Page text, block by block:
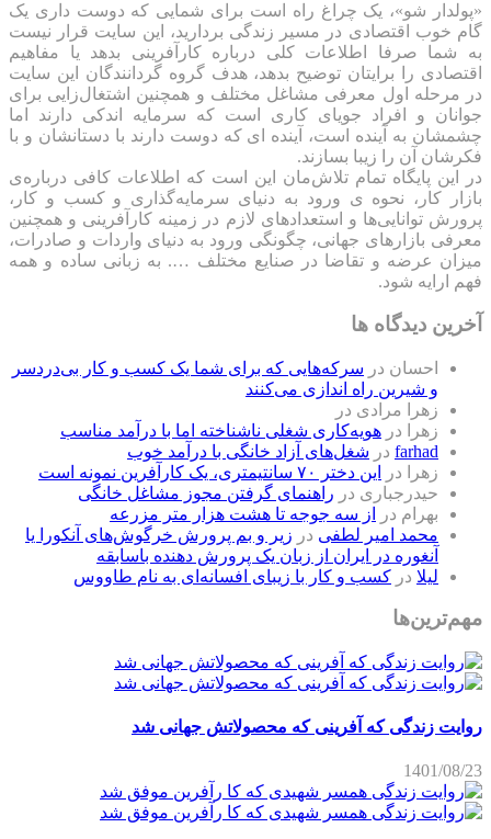
«پولدار شو»، یک چراغ راه است برای شمایی که دوست داری یک
گام خوب اقتصادی در مسیر زندگی بردارید، این سایت قرار نیست
به شما صرفا اطلاعات کلی درباره کارآفرینی بدهد یا مفاهیم
اقتصادی را برایتان توضیح بدهد، هدف گروه گردانندگان این سایت
در مرحله اول معرفی مشاغل مختلف و همچنین اشتغال‌زایی برای
جوانان و افراد جویای کاری است که سرمایه اندکی دارند اما
چشمشان به آینده است، آینده ای که دوست دارند با دستانشان و با
فکرشان آن را زیبا بسازند.
در این پایگاه تمام تلاش‌مان این است که ‌اطلاعات کافی درباره‌ی
بازار کار، نحوه ی ورود به دنیای سرمایه‌گذاری و کسب و کار،
پرورش توانایی‌ها و استعدادهای لازم در زمینه کارآفرینی و همچنین
معرفی بازارهای جهانی، چگونگی ورود به دنیای واردات و صادرات،
میزان عرضه و تقاضا در صنایع مختلف …. به زبانی ساده و همه
فهم ارایه شود.
آخرین دیدگاه ها
احسان در سرکه‌هایی که برای شما یک کسب و کار بی‌دردسر
و شیرین راه اندازی می‌کنند
زهرا مرادی در
زهرا
در هویه‌کاری شغلی ناشناخته اما با درآمد مناسب
farhad در شغل‌های آزاد خانگی با درآمد خوب
زهرا
در
این دختر ۷۰ سانتیمتری، یک کارآفرین نمونه است
حیدرجباری در راهنمای گرفتن مجوز مشاغل خانگی
بهرام در
از سه جوجه تا هشت هزار متر مزرعه
محمد امیر لطفی در زیر و بم پرورش خرگوش‌های آنکورا یا
آنغوره در ایران از زبان یک پرورش دهنده باسابقه
لیلا در کسب و کار با زیبای افسانه‌ای به نام طاووس
مهم‌ترین‌ها
روایت زندگی که آفرینی که محصولاتش جهانی شد
1401/08/23